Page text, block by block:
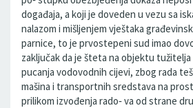
događaja, a koji je doveden u vezu sa
nalazom i mišljenjem vještaka
parnice, to je prvostepeni sud imao
zaključak da je šteta na objektu
pucanja vodovodnih cijevi, zbog rada
mašina i transportnih sredstava na
prilikom izvođenja rado‐ va od strane